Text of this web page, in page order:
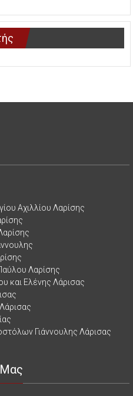
Αχιλλίου Λαρίσης
Λαρίσης
και Ελένης Λάρισας
Γιάννουλης Λάρισας